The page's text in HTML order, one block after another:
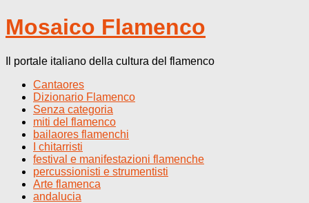
Mosaico Flamenco
Il portale italiano della cultura del flamenco
Cantaores
Dizionario Flamenco
Senza categoria
miti del flamenco
bailaores flamenchi
I chitarristi
festival e manifestazioni flamenche
percussionisti e strumentisti
Arte flamenca
andalucia